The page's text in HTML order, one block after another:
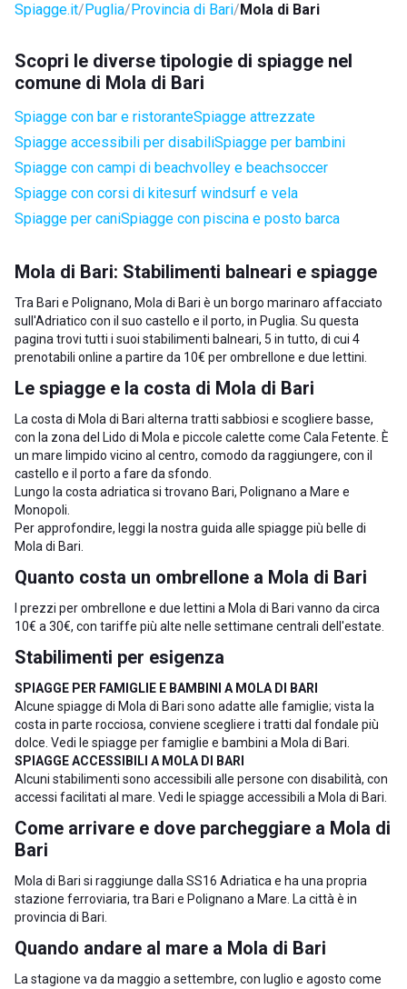
Spiagge.it Puglia Provincia di Bari Mola di Bari
Scopri le diverse tipologie di spiagge nel
comune di Mola di Bari
Spiagge con bar e ristoranteSpiagge attrezzate
Spiagge accessibili per disabiliSpiagge per bambini
Spiagge con campi di beachvolley e beachsoccer
Spiagge con corsi di kitesurf windsurf e vela
Spiagge per caniSpiagge con piscina e posto barca
Mola di Bari: Stabilimenti balneari e spiagge
Tra Bari e Polignano, Mola di Bari è un borgo marinaro affacciato
sull'Adriatico con il suo castello e il porto, in Puglia. Su questa
pagina trovi tutti i suoi stabilimenti balneari, 5 in tutto, di cui 4
prenotabili online a partire da 10€ per ombrellone e due lettini.
Le spiagge e la costa di Mola di Bari
La costa di Mola di Bari alterna tratti sabbiosi e scogliere basse,
con la zona del Lido di Mola e piccole calette come Cala Fetente. È
un mare limpido vicino al centro, comodo da raggiungere, con il
castello e il porto a fare da sfondo.
Lungo la costa adriatica si trovano Bari, Polignano a Mare e
Monopoli
Per approfondire, leggi la nostra guida alle spiagge più belle di
Mola di Bari
Quanto costa un ombrellone a Mola di Bari
I prezzi per ombrellone e due lettini a Mola di Bari vanno da circa
10€ a 30€, con tariffe più alte nelle settimane centrali dell'estate.
Stabilimenti per esigenza
SPIAGGE PER FAMIGLIE E BAMBINI A MOLA DI BARI
Alcune spiagge di Mola di Bari sono adatte alle famiglie; vista la
costa in parte rocciosa, conviene scegliere i tratti dal fondale più
dolce. Vedi le spiagge per famiglie e bambini a Mola di Bari
SPIAGGE ACCESSIBILI A MOLA DI BARI
Alcuni stabilimenti sono accessibili alle persone con disabilità, con
accessi facilitati al mare. Vedi le spiagge accessibili a Mola di Bari
Come arrivare e dove parcheggiare a Mola di
Bari
Mola di Bari si raggiunge dalla SS16 Adriatica e ha una propria
stazione ferroviaria, tra Bari e Polignano a Mare . La città è in
provincia di Bari
Quando andare al mare a Mola di Bari
La stagione va da maggio a settembre, con luglio e agosto come